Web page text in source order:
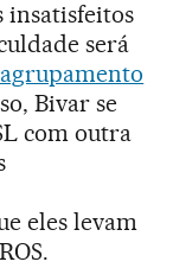
será
Bivar se
com outra
eles levam